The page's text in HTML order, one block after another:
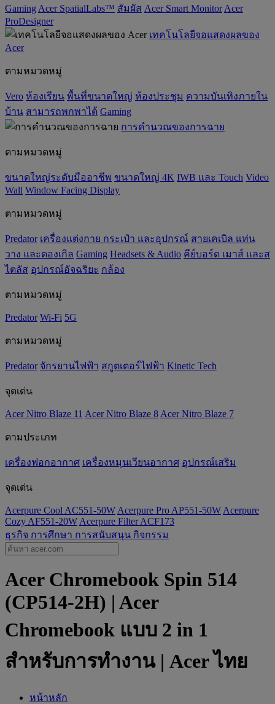
Gaming Acer SpatialLabs™ สัมผัส Acer Smart Monitor Acer
ProDesigner
เทคโนโลยีจอแสดงผลของ
Acer
ตามหมวดหมู่
Vero ห้องเรียน พื้นที่ขนาดใหญ่ ห้องประชุม ความบันเทิงภายใน
บ้าน สามารถพกพาได้ Gaming
การคำนวณของการฉาย
ตามหมวดหมู่
ขนาดใหญ่ระดับมืออาชีพ ขนาดใหญ่ 4K IWB และ Touch Video
Wall Window Facing Display
ตามหมวดหมู่
Predator เครื่องแต่งกาย กระเป๋า และอุปกรณ์ สายเคเบิล แท่น
วาง และดองเกิล Gaming ‌Headsets & Audio คีย์บอร์ด เมาส์ และส
ไตลัส อุปกรณ์อัจฉริยะ กล้อง
ตามหมวดหมู่
Predator Wi-Fi 5G
ตามหมวดหมู่
Predator จักรยานไฟฟ้า สกูตเตอร์ไฟฟ้า Kinetic Tech
จุดเด่น
Acer Nitro Blaze 11 Acer Nitro Blaze 8 Acer Nitro Blaze 7
ตามประเภท
เครื่องฟอกอากาศ เครื่องหมุนเวียนอากาศ อุปกรณ์เสริม
จุดเด่น
Acerpure Cool AC551-50W Acerpure Pro AP551-50W Acerpure
Cozy AF551-20W Acerpure Filter ACF173
ธุรกิจ การศึกษา การสนับสนุน กิจกรรม
Acer Chromebook Spin 514
(CP514-2H) | Acer
Chromebook แบบ 2 in 1
สำหรับการทำงาน | Acer ไทย
หน้าหลัก